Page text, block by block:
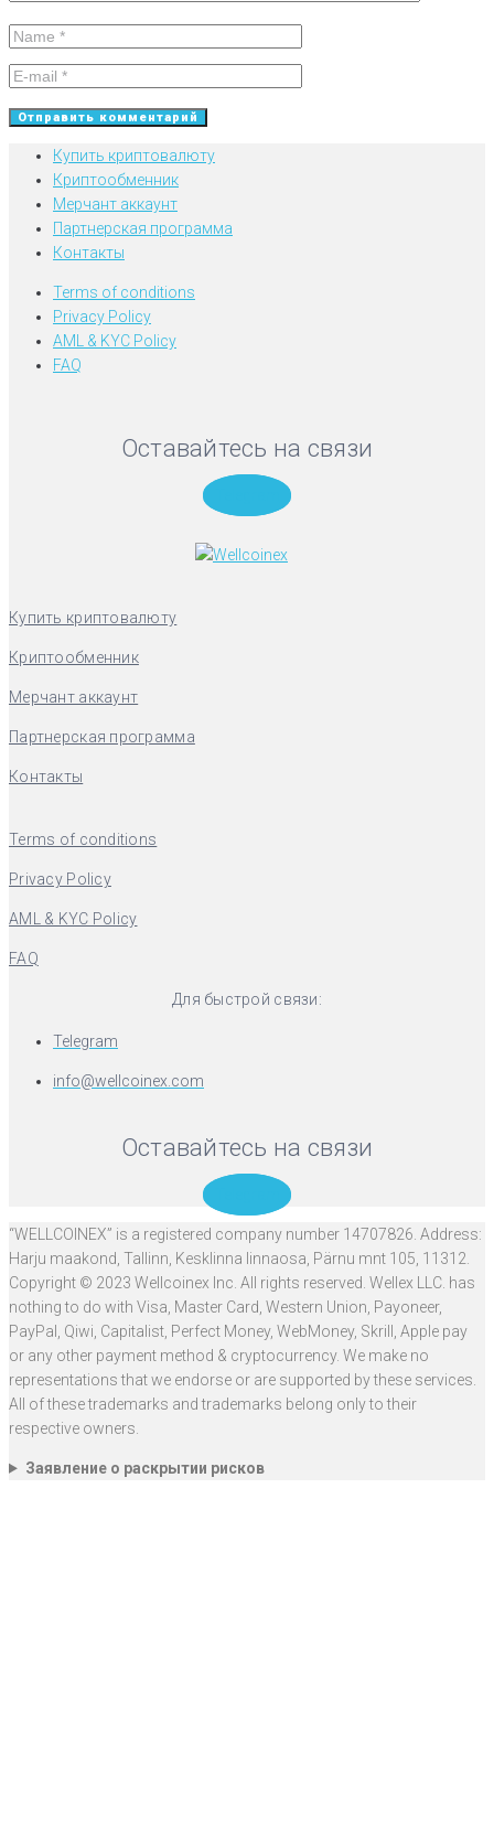
Купить криптовалюту
Криптообменник
Мерчант аккаунт
Партнерская программа
Контакты
Terms of conditions
Privacy Policy
AML & KYC Policy
FAQ
Оставайтесь на связи
Купить криптовалюту
Криптообменник
Мерчант аккаунт
Партнерская программа
Контакты
Terms of conditions
Privacy Policy
AML & KYC Policy
FAQ
Для быстрой связи:
Telegram
info@wellcoinex.com
Оставайтесь на связи
“WELLCOINEX” is a registered company number 14707826. Address:
Harju maakond, Tallinn, Kesklinna linnaosa, Pärnu mnt 105, 11312.
Copyright © 2023 Wellcoinex Inc. All rights reserved. Wellex LLC. has
nothing to do with Visa, Master Card, Western Union, Payoneer,
PayPal, Qiwi, Capitalist, Perfect Money, WebMoney, Skrill, Apple pay
or any other payment method & cryptocurrency. We make no
representations that we endorse or are supported by these services.
All of these trademarks and trademarks belong only to their
respective owners.
Заявление о раскрытии рисков